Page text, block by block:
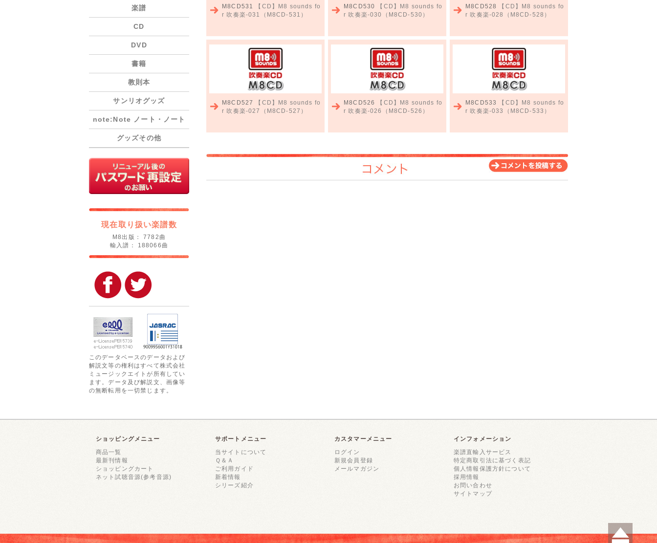
楽譜
CD
DVD
書籍
教則本
サンリオグッズ
note:Note ノート・ノート
グッズその他
現在取り扱い楽譜数
M8出版： 7782曲
輸入譜： 188066曲
このデータベースのデータおよび
解説文等の権利はすべて株式会社
ミュージックエイトが所有してい
ます。データ及び解説文、画像等
の無断転用を一切禁じます。
M8CD531
【CD】M8 sounds fo
r 吹奏楽-031（M8CD-531）
M8CD530
【CD】M8 sounds fo
r 吹奏楽-030（M8CD-530）
M8CD528
【CD】M8 sounds fo
r 吹奏楽-028（M8CD-528）
M8CD527
【CD】M8 sounds fo
r 吹奏楽-027（M8CD-527）
M8CD526
【CD】M8 sounds fo
r 吹奏楽-026（M8CD-526）
M8CD533
【CD】M8 sounds fo
r 吹奏楽-033（M8CD-533）
コメント
ショッピングメニュー
商品一覧
最新刊情報
ショッピングカート
ネット試聴音源(参考音源)
サポートメニュー
当サイトについて
Ｑ＆Ａ
ご利用ガイド
新着情報
シリーズ紹介
カスタマーメニュー
ログイン
新規会員登録
メールマガジン
インフォメーション
楽譜直輸入サービス
特定商取引法に基づく表記
個人情報保護方針について
採用情報
お問い合わせ
サイトマップ